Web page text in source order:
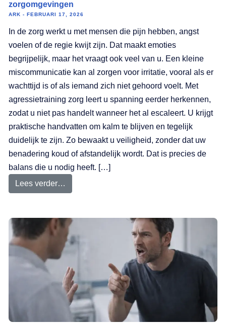
zorgomgevingen
ARK FEBRUARI 17, 2026
In de zorg werkt u met mensen die pijn hebben, angst
voelen of de regie kwijt zijn. Dat maakt emoties
begrijpelijk, maar het vraagt ook veel van u. Een kleine
miscommunicatie kan al zorgen voor irritatie, vooral als er
wachttijd is of als iemand zich niet gehoord voelt. Met
agressietraining zorg leert u spanning eerder herkennen,
zodat u niet pas handelt wanneer het al escaleert. U krijgt
praktische handvatten om kalm te blijven en tegelijk
duidelijk te zijn. Zo bewaakt u veiligheid, zonder dat uw
benadering koud of afstandelijk wordt. Dat is precies de
balans die u nodig heeft. […]
Lees verder…